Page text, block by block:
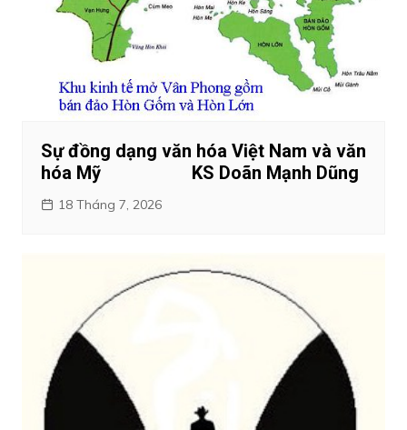
Sự đồng dạng văn hóa Việt Nam và văn
hóa Mỹ KS Doãn Mạnh Dũng
18 Tháng 7, 2026